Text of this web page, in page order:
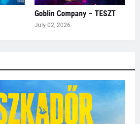
Goblin Company – TESZT
July 02, 2026